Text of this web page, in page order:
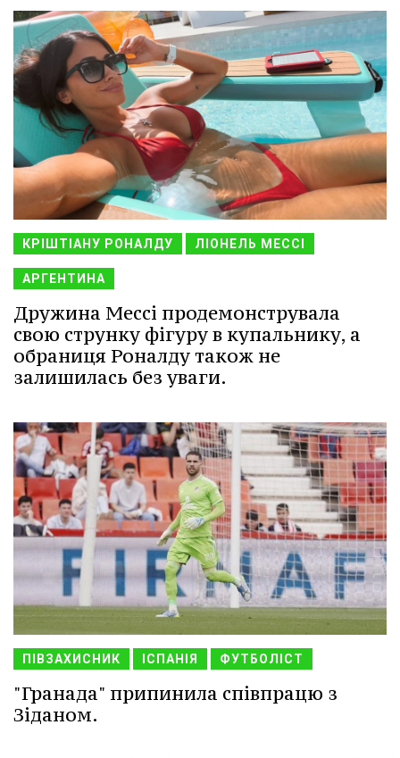
КРІШТІАНУ РОНАЛДУ ЛІОНЕЛЬ МЕССІ
АРГЕНТИНА
Дружина Мессі продемонструвала
свою струнку фігуру в купальнику, а
обраниця Роналду також не
залишилась без уваги.
ПІВЗАХИСНИК ІСПАНІЯ ФУТБОЛІСТ
"Гранада" припинила співпрацю з
Зіданом.